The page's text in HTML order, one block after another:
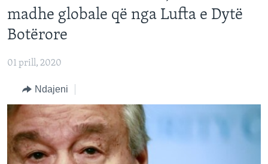
tek
faqja
Kalo
kërkimi
KATEGORITË
AMERIKA
EVROPA
BOTA
MJEDISI
KULTURË
SHKENCË DHE TEKNOLOGJI
DITARI
Learning English
FOLLOW US
Gjuhët
madhe globale që nga Lufta e Dytë
Botërore
01 prill, 2020
Ndajeni